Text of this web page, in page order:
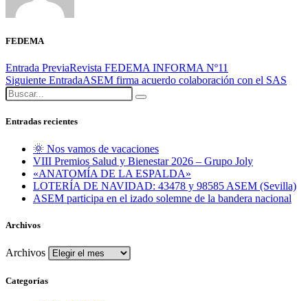
FEDEMA
Entrada PreviaRevista FEDEMA INFORMA Nº11
Siguiente EntradaASEM firma acuerdo colaboración con el SAS
Entradas recientes
🌞 Nos vamos de vacaciones
VIII Premios Salud y Bienestar 2026 – Grupo Joly
«ANATOMÍA DE LA ESPALDA»
LOTERÍA DE NAVIDAD: 43478 y 98585 ASEM (Sevilla)
ASEM participa en el izado solemne de la bandera nacional
Archivos
Archivos
Categorías